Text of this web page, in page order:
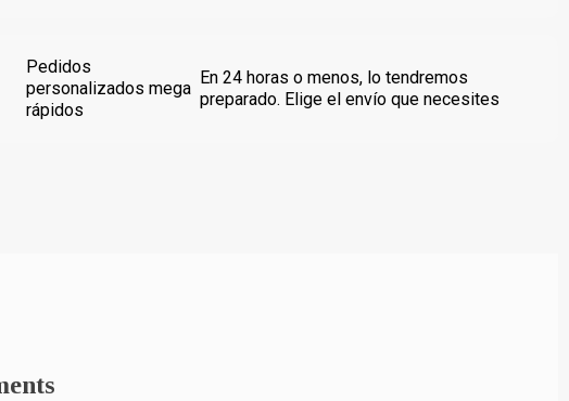
Pedidos
personalizados mega
rápidos
En 24 horas o menos, lo tendremos
preparado. Elige el envío que necesites